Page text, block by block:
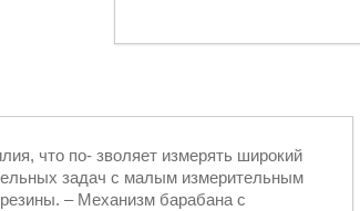
что по‐ зволяет измерять широкий
задач с малым измерительным
резины. – Механизм барабана с